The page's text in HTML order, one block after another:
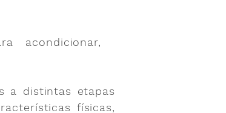
acondicionar,
a distintas etapas
físicas,